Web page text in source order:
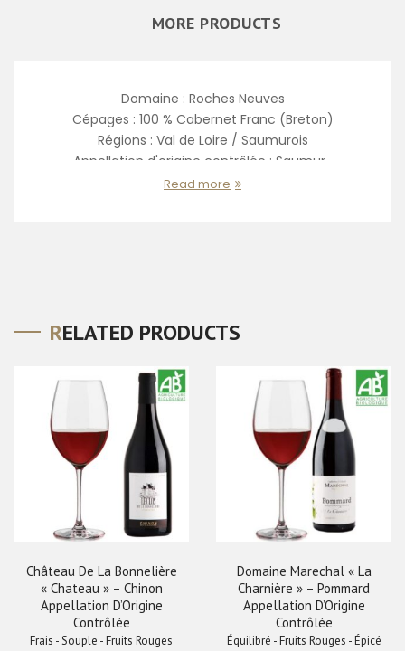
MORE PRODUCTS
Domaine : Roches Neuves
Cépages : 100 % Cabernet Franc (Breton)
Régions : Val de Loire / Saumurois
Appellation d'origine contrôlée : Saumur-
Champign...
Read more
RELATED PRODUCTS
Château De La Bonnelière
« Chateau » – Chinon
Appellation D’Origine
Contrôlée
Frais - Souple - Fruits Rouges
Domaine Marechal « La
Charnière » – Pommard
Appellation D’Origine
Contrôlée
Équilibré - Fruits Rouges - Épicé